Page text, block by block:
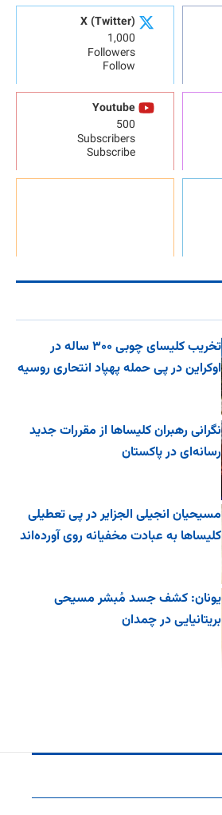
X (Twitter)
1,000
Followers
Follow
Youtube
500
Subscribers
Subscribe
تخریب کلیسای چوبی ۳۰۰ ساله در
اوکراین در پی حمله پهپاد انتحاری روسیه
نگرانی رهبران کلیساها از مقررات جدید
رسانه‌ای در پاکستان
مسیحیان انجیلی الجزایر در پی تعطیلی
کلیساها به عبادت مخفیانه روی آورده‌اند
یونان: کشف جسد مُبشر مسیحی
بریتانیایی در چمدان